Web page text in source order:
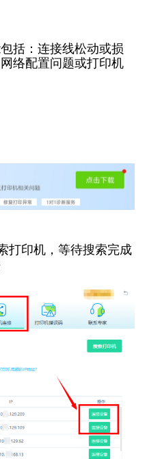
括：连接线松动或损
络配置问题或打印机
打印机，等待搜索完成